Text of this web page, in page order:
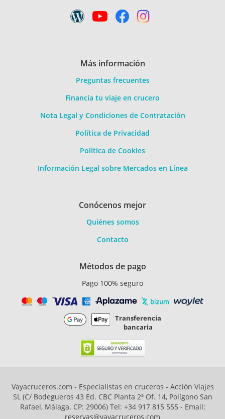
Más información
Preguntas frecuentes
Financia tu viaje en crucero
Nota Legal y Condiciones de Contratación
Política de Privacidad
Política de Cookies
Información Legal sobre Mercados en Línea
Conócenos mejor
Quiénes somos
Contacto
Métodos de pago
Pago 100% seguro
Transferencia
bancaria
Vayacruceros.com - Especialistas en cruceros - Acción Viajes
SL (C/ Bodegueros 43 Ed. CBC Planta 2ª Of. 14, Polígono San
Rafael, Málaga. CP: 29006) Tel: +34 917 815 555 - Email:
reservas@vayacruceros.com